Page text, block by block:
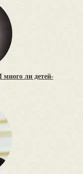
много ли детей-